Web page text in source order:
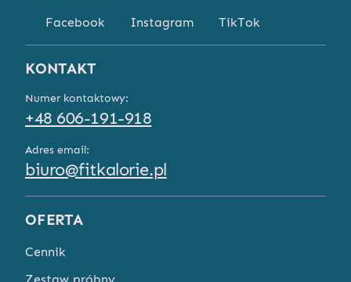
Facebook Instagram TikTok
KONTAKT
Numer kontaktowy:
+48 606-191-918
Adres email:
biuro@fitkalorie.pl
OFERTA
Cennik
Zestaw próbny